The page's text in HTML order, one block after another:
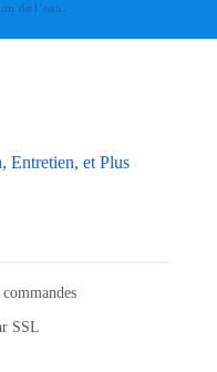
de l’eau.
Entretien, et Plus
SSL